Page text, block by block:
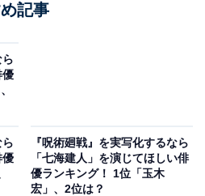
記事
ら
優
ら
優
『呪術廻戦』を実写化するなら
「七海建人」を演じてほしい俳
優ランキング！ 1位「玉木
宏」、2位は？